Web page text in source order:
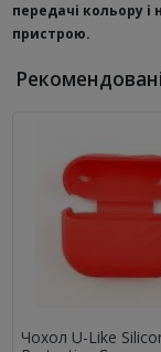
передачі кольору
пристрою.
Чохол U-Like